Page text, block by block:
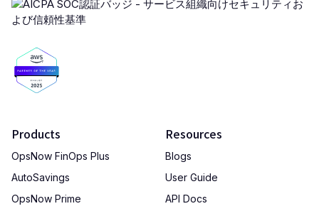
Products
OpsNow FinOps Plus
AutoSavings
OpsNow Prime
Resources
Blogs
User Guide
API Docs